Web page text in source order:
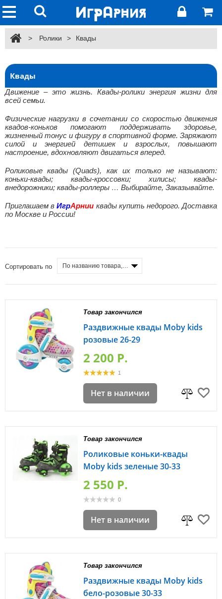
> Ролики > Квады
Квады
Движение – это жизнь. Квады-ролики энергия жизни для
всей семьи.
Физические нагрузки в сочетании со скоростью движения
квадов-коньков помогают поддерживать здоровье,
жизненный тонус и фигуру в спортивной форме. Заряжают
силой и энергией детишек и взрослых, повышают
настроение, вдохновляют двигаться вперед.
Роликовые квады (Quads), как их только не называют:
коньки-квады; квады-кроссовки; хилисы; квады-
внедорожники; квады-роллеры … Выбирайте, Заказывайте.
Приглашаем вИгрАрнии квады купить недорого. Доставка
по Москве и России!
Сортировать по По названию товара, от А до Я
Товар закончился
Раздвижные квады Moby kids
розовые 26-29
2 200 P.
1
Нет в наличии
Товар закончился
Роликовые коньки-квады
Moby kids зеленые 30-33
2 550 P.
0
Нет в наличии
Товар закончился
Раздвижные квады Moby kids
бело-розовые 30-33